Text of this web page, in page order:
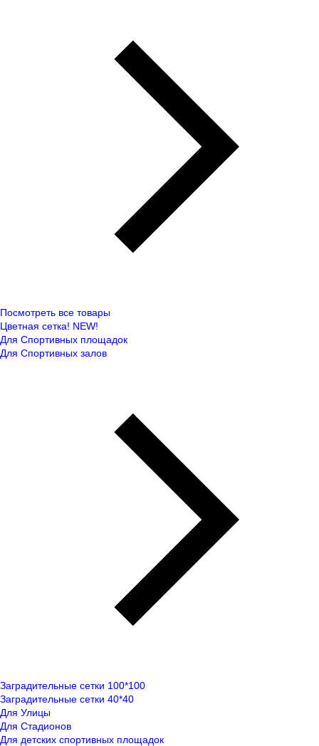
Посмотреть все товары
Цветная сетка! NEW!
Для Спортивных площадок
Для Спортивных залов
Заградительные сетки 100*100
Заградительные сетки 40*40
Для Улицы
Для Стадионов
Для детских спортивных площадок